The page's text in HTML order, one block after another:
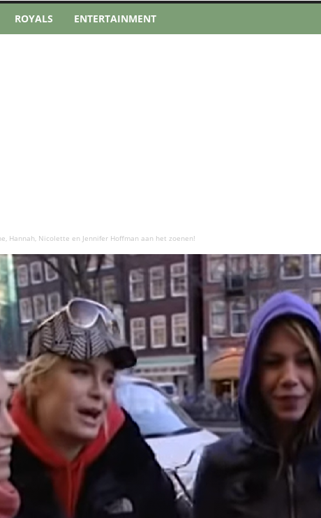
ROYALS ENTERTAINMENT
Hannah, Nicolette en Jennifer Hoffman aan het zoenen!